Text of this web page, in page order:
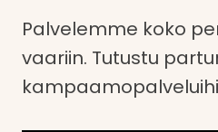
Palvelemme koko
vaariin. Tutustu